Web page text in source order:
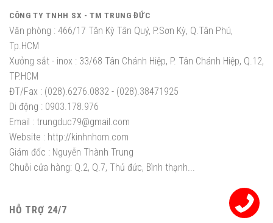
CÔNG TY TNHH SX - TM TRUNG ĐỨC
Văn phòng : 466/17 Tân Kỳ Tân Quý, P.Sơn Kỳ, Q.Tân Phú,
Tp.HCM
Xưởng sắt - inox : 33/68 Tân Chánh Hiệp, P. Tân Chánh Hiệp, Q.12,
TP.HCM
ĐT/Fax : (028).6276.0832 - (028).38471925
Di động : 0903.178.976
Email : trungduc79@gmail.com
Website : http://kinhnhom.com
Giám đốc : Nguyễn Thành Trung
Chuỗi cửa hàng: Q.2, Q.7, Thủ đức, Bình thạnh...
HỖ TRỢ 24/7